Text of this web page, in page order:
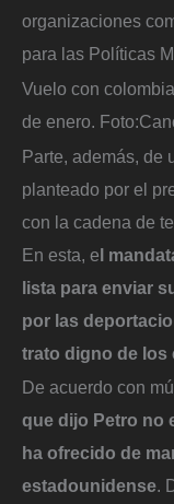
organizaciones
para las Políticas
Vuelo con
de enero. Foto:
Parte, además, de
planteado por el
con la cadena de
En esta, el
lista para enviar
por las
trato digno de los
De acuerdo con
que dijo Petro no
ha ofrecido de
estadounidense.